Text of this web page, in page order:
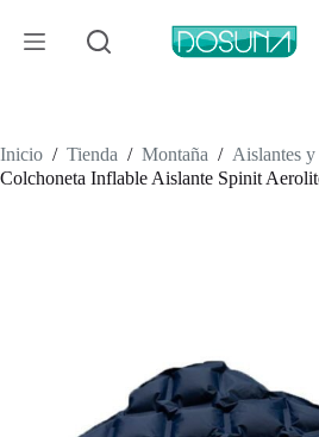
contenido
Inicio / Tienda / Montaña / Aislantes
Colchoneta Inflable Aislante Spinit